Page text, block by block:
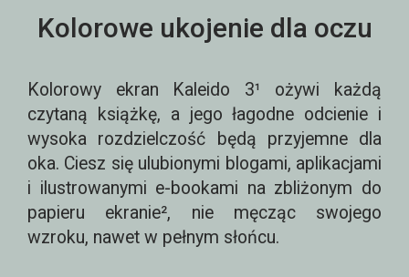
Kolorowe ukojenie dla oczu
Kolorowy ekran Kaleido 3¹ ożywi każdą
czytaną książkę, a jego łagodne odcienie i
wysoka rozdzielczość będą przyjemne dla
oka. Ciesz się ulubionymi blogami, aplikacjami
i ilustrowanymi e-bookami na zbliżonym do
papieru ekranie², nie męcząc swojego
wzroku, nawet w pełnym słońcu.